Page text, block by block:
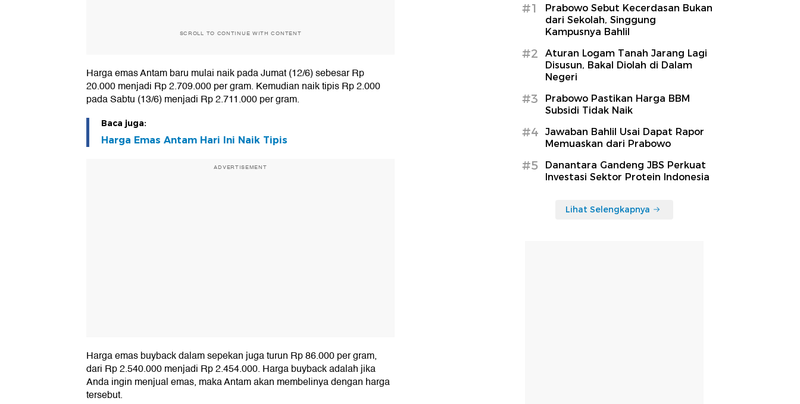
SCROLL TO CONTINUE WITH CONTENT
Harga emas Antam baru mulai naik pada Jumat (12/6) sebesar Rp
20.000 menjadi Rp 2.709.000 per gram. Kemudian naik tipis Rp 2.000
pada Sabtu (13/6) menjadi Rp 2.711.000 per gram.
Baca juga:
Harga Emas Antam Hari Ini Naik Tipis
ADVERTISEMENT
Harga emas buyback dalam sepekan juga turun Rp 86.000 per gram,
dari Rp 2.540.000 menjadi Rp 2.454.000. Harga buyback adalah jika
Anda ingin menjual emas, maka Antam akan membelinya dengan harga
tersebut.
#1
Prabowo Sebut Kecerdasan Bukan
dari Sekolah, Singgung
Kampusnya Bahlil
#2
Aturan Logam Tanah Jarang Lagi
Disusun, Bakal Diolah di Dalam
Negeri
#3
Prabowo Pastikan Harga BBM
Subsidi Tidak Naik
#4
Jawaban Bahlil Usai Dapat Rapor
Memuaskan dari Prabowo
#5
Danantara Gandeng JBS Perkuat
Investasi Sektor Protein Indonesia
Lihat Selengkapnya